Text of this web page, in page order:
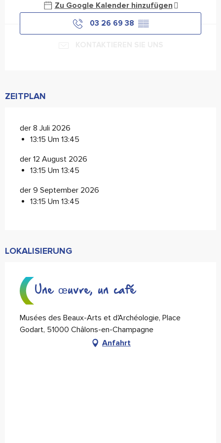
Zu Google Kalender hinzufügen
03 26 69 38 ▒▒
ZEITPLAN
der 8 Juli 2026
13:15 Um 13:45
der 12 August 2026
13:15 Um 13:45
der 9 September 2026
13:15 Um 13:45
LOKALISIERUNG
Une œuvre, un café
Musées des Beaux-Arts et d'Archéologie, Place
Godart, 51000 Châlons-en-Champagne
Anfahrt